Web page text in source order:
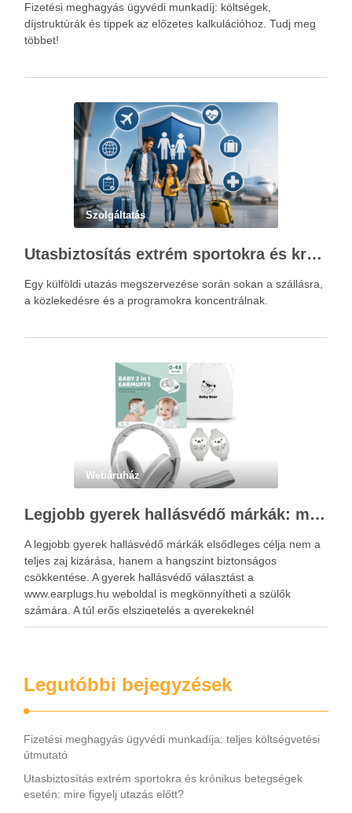
Fizetési meghagyás ügyvédi munkadíj: költségek,
díjstruktúrák és tippek az előzetes kalkulációhoz. Tudj meg
többet!
Szolgáltatás
Utasbiztosítás extrém sportokra és krónikus betegségek esetén: mire figyelj utazás előtt?
Egy külföldi utazás megszervezése során sokan a szállásra,
a közlekedésre és a programokra koncentrálnak.
Webáruház
Legjobb gyerek hallásvédő márkák: mire figyeljenek a szülők választáskor?
A legjobb gyerek hallásvédő márkák elsődleges célja nem a
teljes zaj kizárása, hanem a hangszint biztonságos
csökkentése. A gyerek hallásvédő választást a
www.earplugs.hu weboldal is megkönnyítheti a szülők
számára. A túl erős elszigetelés a gyerekeknél
kényelmetlenséget, félelmet vagy dezorientáltságot is
Legutóbbi bejegyzések
Fizetési meghagyás ügyvédi munkadíja: teljes költségvetési
útmutató
Utasbiztosítás extrém sportokra és krónikus betegségek
esetén: mire figyelj utazás előtt?